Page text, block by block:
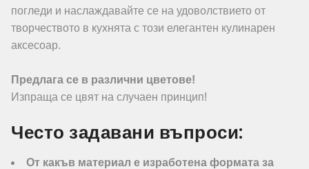
погледи и наслаждавайте се на удоволствието от
творчеството в кухнята с този елегантен кулинарен
аксесоар.
Предлага се в различни цветове!
Изпраща се цвят на случаен принцип!
Често задавани въпроси:
От какъв материал е изработена формата за